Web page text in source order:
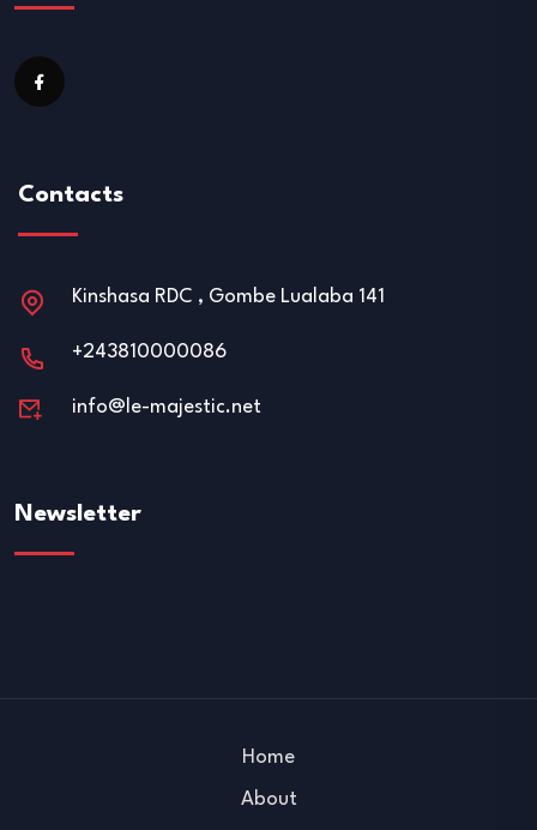
Contacts
Kinshasa RDC , Gombe Lualaba 141
+243810000086
info@le-majestic.net
Newsletter
Home
About